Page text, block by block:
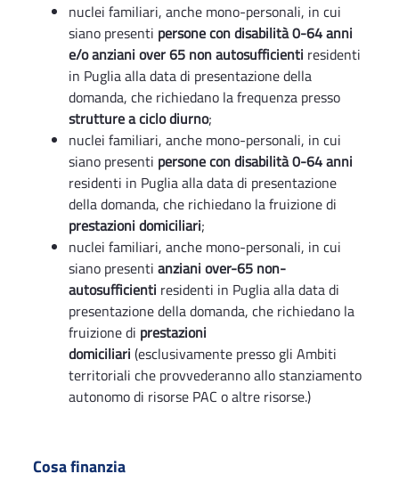
nuclei familiari, anche mono-personali, in cui
siano presenti persone con disabilità 0-64 anni
e/o anziani over 65 non autosufficienti residenti
in Puglia alla data di presentazione della
domanda, che richiedano la frequenza presso
strutture a ciclo diurno;
nuclei familiari, anche mono-personali, in cui
siano presenti persone con disabilità 0-64 anni
residenti in Puglia alla data di presentazione
della domanda, che richiedano la fruizione di
prestazioni domiciliari;
nuclei familiari, anche mono-personali, in cui
siano presenti anziani over-65 non-
autosufficienti residenti in Puglia alla data di
presentazione della domanda, che richiedano la
fruizione di prestazioni
domiciliari (esclusivamente presso gli Ambiti
territoriali che provvederanno allo stanziamento
autonomo di risorse PAC o altre risorse.)
Cosa finanzia